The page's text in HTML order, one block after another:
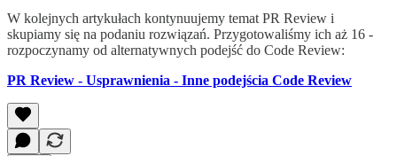
W kolejnych artykułach kontynuujemy temat PR Review i
skupiamy się na podaniu rozwiązań. Przygotowaliśmy ich aż 16 -
rozpoczynamy od alternatywnych podejść do Code Review:
PR Review - Usprawnienia - Inne podejścia Code Review